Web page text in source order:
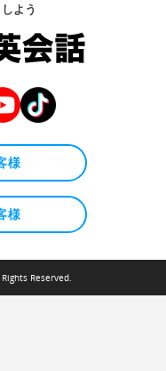
よう
様
様
Reserved.